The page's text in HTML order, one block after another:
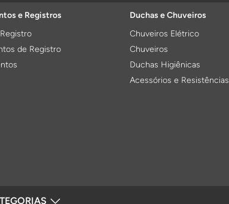
e Registros
de Registro
Duchas e Chuveiros
Chuveiros Elétrico
Chuveiros
Duchas Higiênicas
Acessórios e Resistências